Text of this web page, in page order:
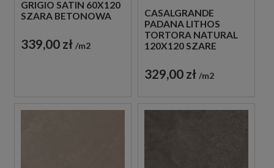
GRIGIO SATIN 60X120
SZARA BETONOWA
339,00 zł m2
CASALGRANDE
PADANA LITHOS
TORTORA NATURAL
120X120 SZARE
329,00 zł m2